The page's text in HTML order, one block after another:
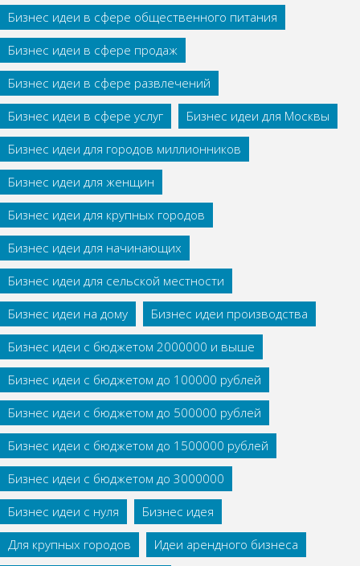
Бизнес идеи в сфере общественного питания
Бизнес идеи в сфере продаж
Бизнес идеи в сфере развлечений
Бизнес идеи в сфере услуг
Бизнес идеи для Москвы
Бизнес идеи для городов миллионников
Бизнес идеи для женщин
Бизнес идеи для крупных городов
Бизнес идеи для начинающих
Бизнес идеи для сельской местности
Бизнес идеи на дому
Бизнес идеи производства
Бизнес идеи с бюджетом 2000000 и выше
Бизнес идеи с бюджетом до 100000 рублей
Бизнес идеи с бюджетом до 500000 рублей
Бизнес идеи с бюджетом до 1500000 рублей
Бизнес идеи с бюджетом до 3000000
Бизнес идеи с нуля
Бизнес идея
Для крупных городов
Идеи арендного бизнеса